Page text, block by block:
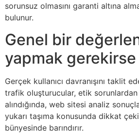
sorunsuz olmasını garanti altına
bulunur.
Genel bir
yapmak gerekirse
Gerçek kullanıcı davranışını taklit
trafik oluşturucular, etik
alındığında, web sitesi analiz
yukarı taşıma konusunda dikkat
bünyesinde barındırır.